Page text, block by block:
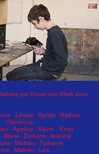
par Vivian van Blerk avec :
· Lénaïc · Kentin · Nathan ·
Clémence
· Apoline · Kévin · Enzo
Marie · Doriann · Antoine
· Mathéo · Tiphanie
· Mathéo · Léa